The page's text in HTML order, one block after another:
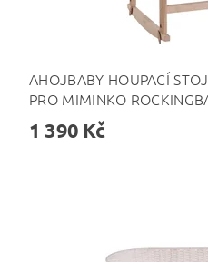
AHOJBABY HOUPACÍ
PRO MIMINKO
1 390 Kč